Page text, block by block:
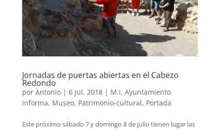
Jornadas de puertas abiertas en el Cabezo
Redondo
por Antonio| 6 Jul, 2018| M.I. Ayuntamiento
informa, Museo, Patrimonio-cultural, Portada
Este próximo sábado 7 y domingo 8 de julio tienen lugar las